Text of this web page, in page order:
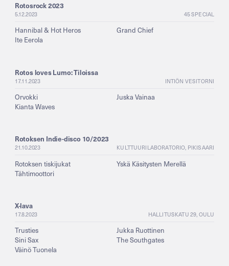
5.12.2023 45 SPECIAL
Rotosrock 2023
Hannibal & Hot Heros
Ite Eerola
Grand Chief
17.11.2023 INTIÖN VESITORNI
Rotos loves Lumo: Tiloissa
Orvokki
Kianta Waves
Juska Vainaa
21.10.2023 KULTTUURILABORATORIO, PIKISAARI
Rotoksen Indie-disco 10/2023
Rotoksen tiskijukat
Tähtimoottori
Yskä Käsitysten Merellä
17.8.2023 HALLITUSKATU 29, OULU
X-lava
Trusties
Sini Sax
Väinö Tuonela
Jukka Ruottinen
The Southgates